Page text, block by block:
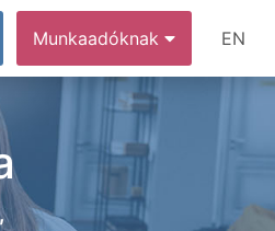
Munkaadóknak EN